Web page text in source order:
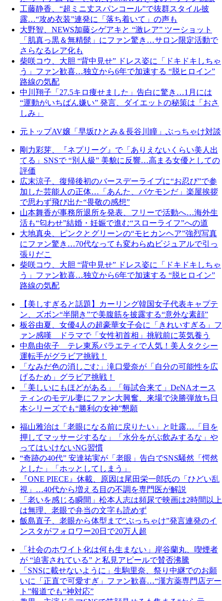
工藤静香、“超ミニ丈スパンコール”で抜群スタイル披
露…“攻め衣装”連発に「落ち着いて」の声も
大野智、NEWS加藤シゲアキと “激レア” ツーショット
「肌真っ黒＆無精髭」にファン驚き…サロン限定活動で
さらなるレア化も
柴咲コウ、大胆 “背中見せ” ドレス姿に「ドキドキしちゃ
う」ファン歓喜…独立から6年で加速する “脱ヒロイン”
路線の気配
中川翔子「27.5キロ痩せました」告白に驚き…1月には
“運動がいちばん嫌い” 発言、ダイエットの秘策は「おさ
しみ」
元トップAV嬢「早坂ひとみ＆長谷川瞳」ぶっちゃけ対談
剛力彩芽、『ネプリーグ』で「ありえないくらい美人出
てる」SNSで “別人級” 美貌に反響…高まる女優としての
評価
広末涼子、復帰後初のバースデーライブに“お忍び”で参
加した芸能人の正体…「あんた、バケモンだ」楽屋挨拶
で思わず飛び出た“畏敬の感想”
山本舞香が事務所退所を発表、フリーで活動へ…海外生
活も“匂わせ”結婚・妊娠で進む“スローライフ”への道
大地真央、ピンクとグリーンの“モヒカンヘア”強烈写真
にファン驚き…70代なっても変わらぬビジュアルで引っ
張りだこ
柴咲コウ、大胆 “背中見せ” ドレス姿に「ドキドキしちゃ
う」ファン歓喜…独立から6年で加速する “脱ヒロイン”
路線の気配
【美しすぎると話題】カーリング韓国女子代表キャプテ
ン、ズボン“半開き”で美腹筋を披露する“意外な素顔”
板谷由夏、女優4人の超豪華女子会に「きれいすぎる」フ
ァン感嘆 ドラマで「女性初首相」挑戦前に英気養う
中島由依子 テレ東系バラエティで人気！美人タクシー
運転手がグラビア挑戦！
「なみだ色の消しごむ」滝口愛奈が「自分の可能性を広
げるため」グラビア挑戦！
「美しいにもほどがある」「毎試合来て」DeNAオース
ティンのモデル妻にファン大興奮、来場で決勝弾放ち日
本シリーズでも“勝利の女神”懇願
福山雅治は「老眼になる前に戻りたい」と吐露…「目を
押してマッサージするな」「水分をがぶ飲みするな」や
ってはいけないNG習慣
“奇跡の40代” 安達祐実が「老眼」告白でSNS騒然「愕然
とした」「ホッとしてしまう」
『ONE PIECE』休載、原因は尾田栄一郎氏の「ひどい乱
視」…40代から増える目の不調を専門医が解説
「老いを感じる瞬間」松本人志は頻尿で映画は2時間以上
は無理、老眼で弁当の文字も読めず
飯島直子、老眼から体型まで“ぶっちゃけ”発言連発のイ
ンスタがフォロワー20日で20万人超
「社会のホワイト化は何も生まない」岸谷蘭丸、喫煙者
が “迫害されている” と私見アピールで賛否沸騰
「SNSに載せないように」生駒里奈、祭り中継でのお願
いに「正直で可愛すぎ」ファン歓喜…“漢方薬専門店デー
ト”報道でも“神対応”